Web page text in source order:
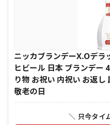
ニッカブランデーX.Oデ
ヒビール 日本 ブランデー
り物 お祝い 内祝い お返し
敬老の日
＼ 只今タイ